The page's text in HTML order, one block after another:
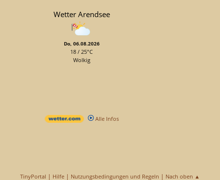
Wetter Arendsee
Do, 06.08.2026
18 / 25°C
Wolkig
Alle Infos
TinyPortal | Hilfe | Nutzungsbedingungen und Regeln | Nach oben ▲